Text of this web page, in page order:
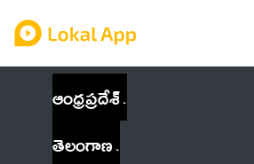
ఆంధ్రప్రదేశ్
తెలంగాణ